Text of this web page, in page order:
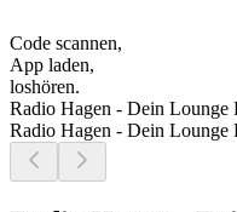
Code scannen,
App laden,
loshören.
Radio Hagen - Dein Lounge
Radio Hagen - Dein Lounge